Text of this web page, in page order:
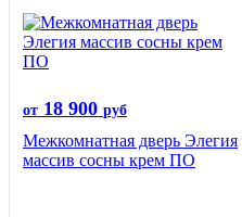
от 18 900 руб
Межкомнатная дверь Элегия
массив сосны крем ПО